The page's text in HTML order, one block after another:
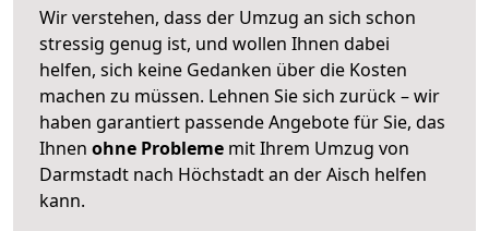
Wir verstehen, dass der Umzug an sich schon
stressig genug ist, und wollen Ihnen dabei
helfen, sich keine Gedanken über die Kosten
machen zu müssen. Lehnen Sie sich zurück – wir
haben garantiert passende Angebote für Sie, das
Ihnen ohne Probleme mit Ihrem Umzug von
Darmstadt nach Höchstadt an der Aisch helfen
kann.